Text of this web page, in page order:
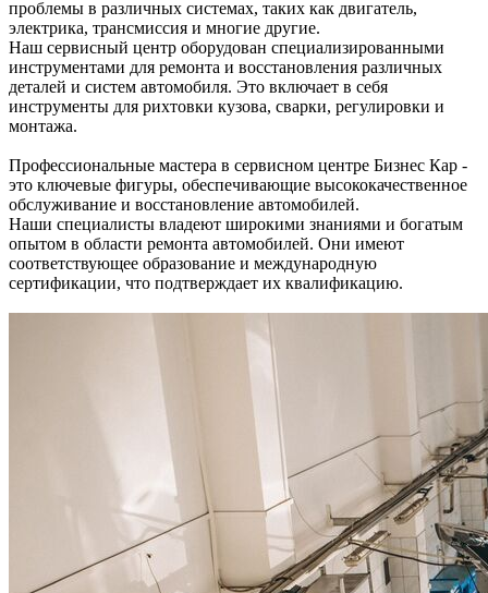
проблемы в различных системах, таких как двигатель,
электрика, трансмиссия и многие другие.
Наш сервисный центр оборудован специализированными
инструментами для ремонта и восстановления различных
деталей и систем автомобиля. Это включает в себя
инструменты для рихтовки кузова, сварки, регулировки и
монтажа.
Профессиональные мастера в сервисном центре Бизнес Кар -
это ключевые фигуры, обеспечивающие высококачественное
обслуживание и восстановление автомобилей.
Наши специалисты владеют широкими знаниями и богатым
опытом в области ремонта автомобилей. Они имеют
соответствующее образование и международную
сертификации, что подтверждает их квалификацию.